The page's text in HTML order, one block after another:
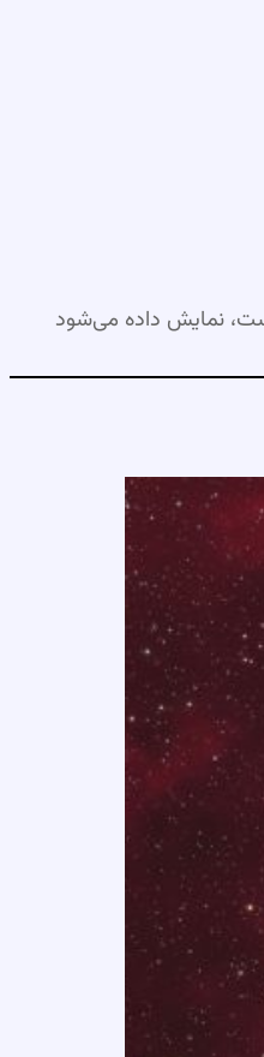
نمایش داده می‌شود